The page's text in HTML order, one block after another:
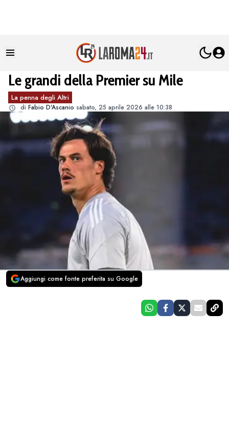
Le grandi della Premier su Mile
La penna degli Altri
di Fabio D'Ascanio sabato, 25 aprile 2026 alle 10:38
Aggiungi come fonte preferita su Google